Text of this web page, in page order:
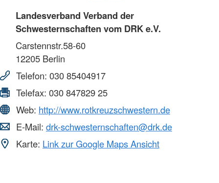
Landesverband Verband der
Schwesternschaften vom DRK e.V.
Carstennstr.58-60
12205 Berlin
Telefon: 030 85404917
Telefax: 030 847829 25
Web: http://www.rotkreuzschwestern.de
E-Mail: drk-schwesternschaften@drk.de
Karte: Link zur Google Maps Ansicht